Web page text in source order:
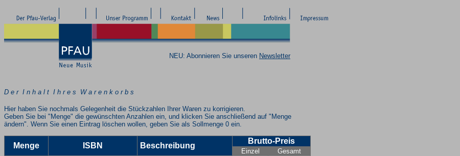
NEU: Abonnieren Sie unseren Newsletter
D e r I n h a l t I h r e s W a r e n k o r b s
Hier haben Sie nochmals Gelegenheit die Stückzahlen Ihrer Waren zu korrigieren.
Geben Sie bei "Menge" die gewünschten Anzahlen ein, und klicken Sie anschließend auf "Menge
ändern". Wenn Sie einen Eintrag löschen wollen, geben Sie als Sollmenge 0 ein.
Menge ISBN Beschreibung
Brutto-Preis
Einzel Gesamt